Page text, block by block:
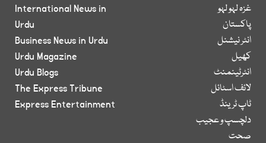
غزہ لہو لہو
پاکستان
انٹر نیشنل
کھیل
انٹرٹینمنٹ
لائف اسٹائل
ٹاپ ٹرینڈ
دلچسپ و عجیب
صحت
International News in
Urdu
Business News in Urdu
Urdu Magazine
Urdu Blogs
The Express Tribune
Express Entertainment